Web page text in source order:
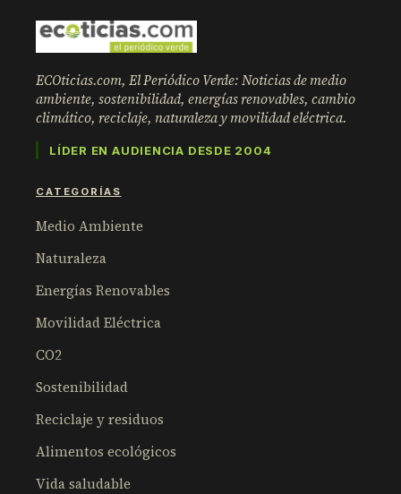
ECOticias.com, El Periódico Verde: Noticias de medio
ambiente, sostenibilidad, energías renovables, cambio
climático, reciclaje, naturaleza y movilidad eléctrica.
LÍDER EN AUDIENCIA DESDE 2004
CATEGORÍAS
Medio Ambiente
Naturaleza
Energías Renovables
Movilidad Eléctrica
CO2
Sostenibilidad
Reciclaje y residuos
Alimentos ecológicos
Vida saludable